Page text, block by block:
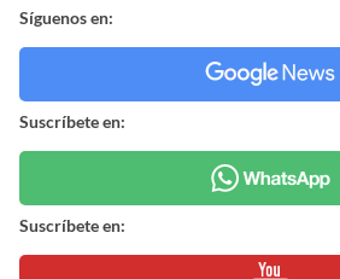
Síguenos en:
Suscríbete en:
Suscríbete en: